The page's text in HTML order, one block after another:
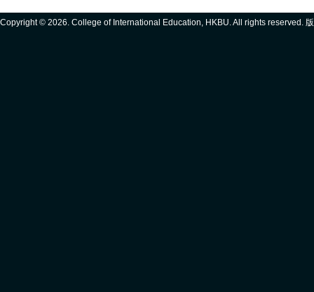
Copyright © 2026. College of International Education, HKBU. All rights reserved.